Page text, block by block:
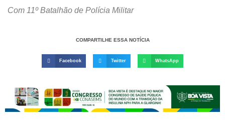
Com 11º Batalhão de Polícia Militar
COMPARTILHE ESSA NOTÍCIA
Facebook Twitter WhatsApp